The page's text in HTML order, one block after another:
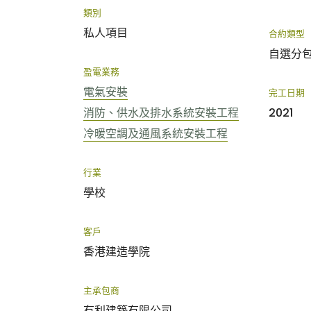
類別
私人項目
盈電業務
電氣安裝
消防、供水及排水系統安裝工程
冷暖空調及通風系統安裝工程
行業
學校
客戶
香港建造學院
主承包商
合約類型
自選分
完工日期
2021